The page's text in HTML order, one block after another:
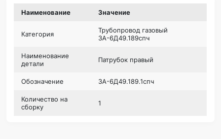
Наименование Значение
Категория
Трубопровод газовый
3А-6Д49.189спч
Наименование
детали
Патрубок правый
Обозначение 3А-6Д49.189.1спч
Количество на
сборку
1